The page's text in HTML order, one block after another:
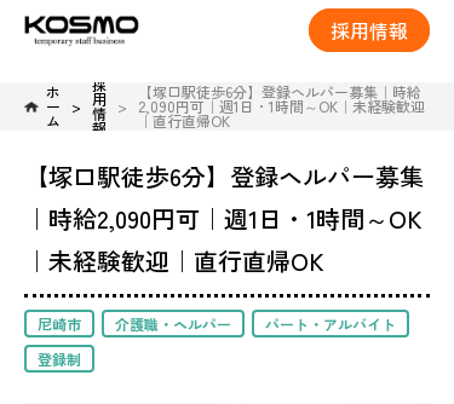
採用情報
ホ
ー
ム
採
用
情
報
【塚口駅徒歩6分】登録ヘルパー募集｜時給
2,090円可｜週1日・1時間～OK｜未経験歓迎
｜直行直帰OK
【塚口駅徒歩6分】登録ヘルパー募集
｜時給2,090円可｜週1日・1時間～OK
｜未経験歓迎｜直行直帰OK
尼崎市 介護職・ヘルパー
パート・アルバイト
登録制